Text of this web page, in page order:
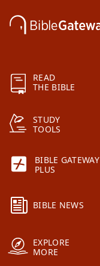
READ
THE BIBLE
STUDY
TOOLS
BIBLE GATEWAY
PLUS
BIBLE NEWS
EXPLORE
MORE